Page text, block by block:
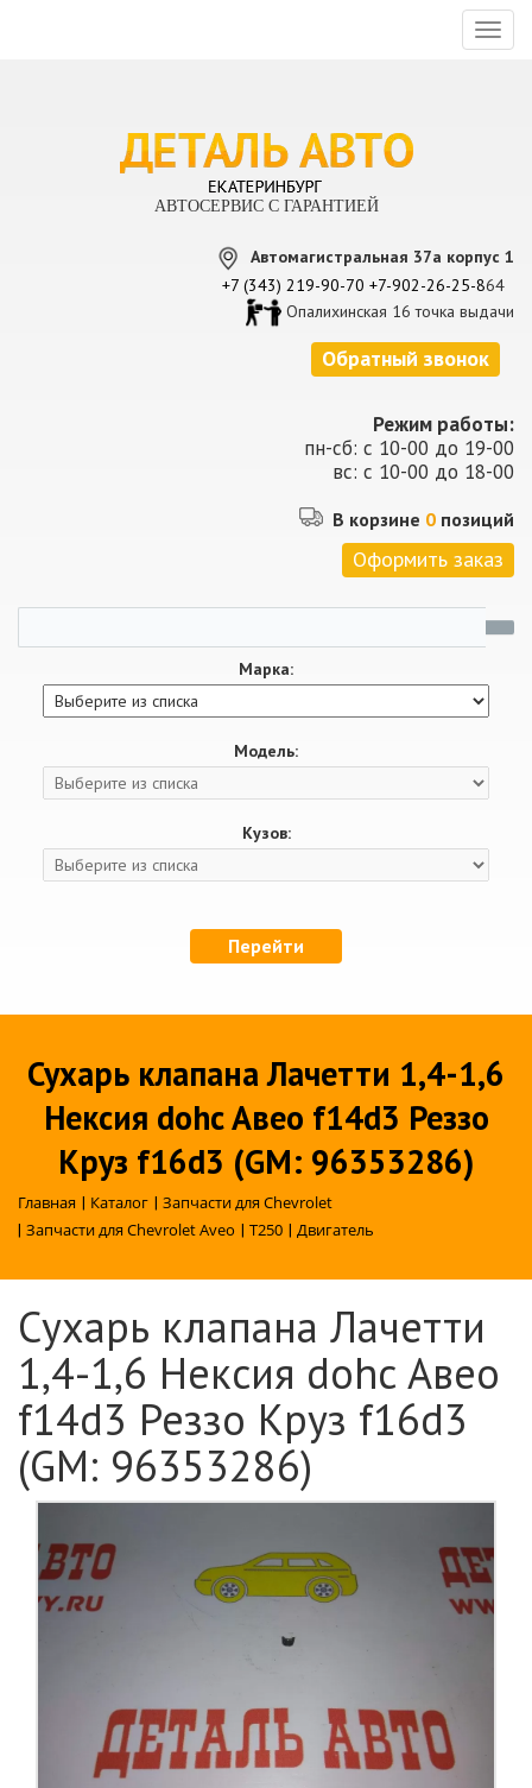
АВТОСЕРВИС С ГАРАНТИЕЙ
Автомагистральная 37а корпус 1
+7 (343) 219-90-70 +7-902-26-25-864
Опалихинская 16 точка выдачи
Обратный звонок
Режим работы:
пн-сб: с 10-00 до 19-00
вс: с 10-00 до 18-00
В корзине 0 позиций
Оформить заказ
Марка:
Модель:
Кузов:
Перейти
Сухарь клапана Лачетти 1,4-1,6
Нексия dohc Авео f14d3 Реззо
Круз f16d3 (GM: 96353286)
Главная | Каталог | Запчасти для Chevrolet
| Запчасти для Chevrolet Aveo | T250 | Двигатель
Сухарь клапана Лачетти
1,4-1,6 Нексия dohc Авео
f14d3 Реззо Круз f16d3
(GM: 96353286)